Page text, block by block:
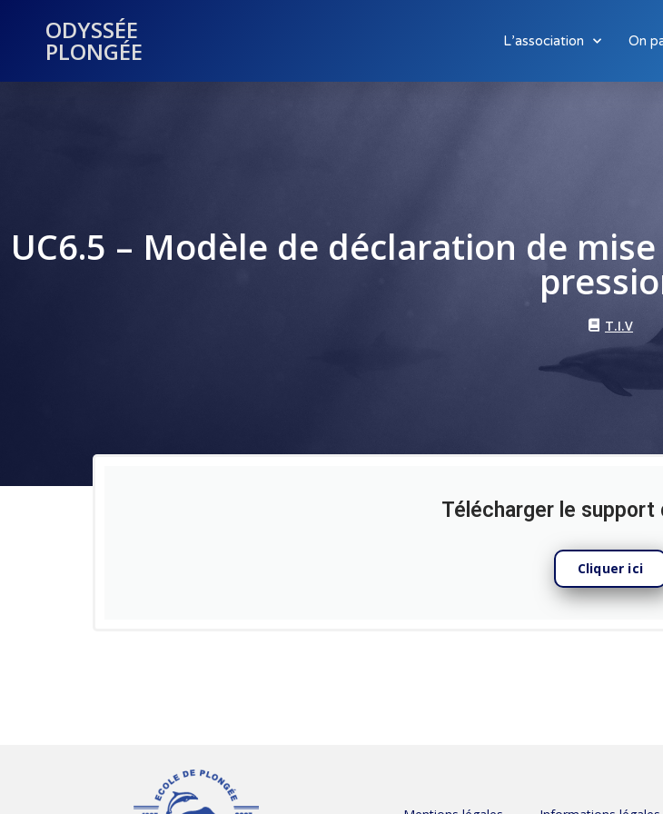
ODYSSÉE
PLONGÉE L’association On
UC6.5 – Modèle de déclaration de
T.I.V
Télécharger le support
Cliquer ici